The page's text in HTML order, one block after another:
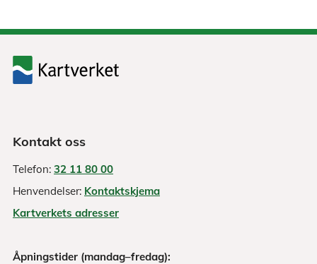
Kontakt oss
Telefon: 32 11 80 00
Henvendelser: Kontaktskjema
Kartverkets adresser
Åpningstider (mandag–fredag):